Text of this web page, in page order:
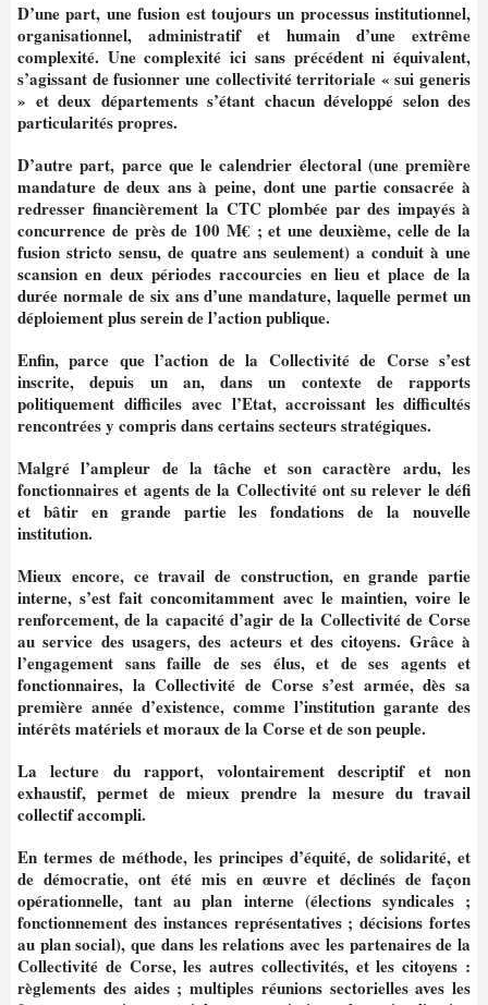
D’une part, une fusion est toujours un processus institutionnel,
organisationnel, administratif et humain d’une extrême
complexité. Une complexité ici sans précédent ni équivalent,
s’agissant de fusionner une collectivité territoriale « sui generis
» et deux départements s’étant chacun développé selon des
particularités propres.
D’autre part, parce que le calendrier électoral (une première
mandature de deux ans à peine, dontune partie consacrée à
redresser financièrement la CTC plombée par des impayés à
concurrence de près de 100 M€ ; et une deuxième, celle de la
fusion stricto sensu, de quatre ans seulement) a conduit à une
scansion en deux périodes raccourcies en lieu et place de la
durée normale de six ans d’une mandature, laquelle permet un
déploiement plus serein de l’action publique.
Enfin, parce que l’action de la Collectivité de Corse s’est
inscrite, depuis un an, dans un contexte de rapports
politiquement difficiles avec l’Etat, accroissant les difficultés
rencontréesy compris dans certains secteurs stratégiques.
Malgré l’ampleur de la tâche et son caractère ardu, les
fonctionnaires et agents de la Collectivité ont su relever le défi
et bâtir en grande partie lesfondations de la nouvelle
institution.
Mieux encore, ce travail de construction, en grande partie
interne, s’est fait concomitamment avec le maintien, voire le
renforcement, de la capacité d’agir de la Collectivité de Corse
au service des usagers, des acteurs et des citoyens. Grâce à
l’engagement sans faille de ses élus, et de ses agents et
fonctionnaires, la Collectivité de Corse s’est armée, dès sa
première année d’existence, comme l’institution garante des
intérêts matériels et moraux de la Corse et de son peuple.
La lecture du rapport, volontairement descriptif et non
exhaustif, permet de mieux prendre la mesure du travail
collectif accompli.
En termes de méthode, les principes d’équité, de solidarité, et
de démocratie, ont été mis en œuvre et déclinés de façon
opérationnelle, tant au plan interne (élections syndicales ;
fonctionnement des instances représentatives ; décisions fortes
au plan social), que dans les relations avec les partenaires de la
Collectivité de Corse, les autres collectivités, et les citoyens :
règlements des aides ; multiples réunions sectorielles aves les